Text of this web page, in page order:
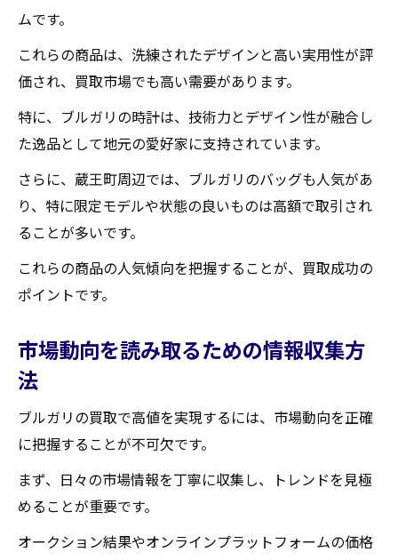
ブルガリ買取における地域の商標慣習
地元のブルガリ買取キャンペーンを利用す
る
ブルガリ買取成功事例から学ぶ賢い手法
買取大吉セラビ白石店
ムです。
これらの商品は、洗練されたデザインと高い実用性が評
価され、買取市場でも高い需要があります。
特に、ブルガリの時計は、技術力とデザイン性が融合し
た逸品として地元の愛好家に支持されています。
さらに、蔵王町周辺では、ブルガリのバッグも人気があ
り、特に限定モデルや状態の良いものは高額で取引され
ることが多いです。
これらの商品の人気傾向を把握することが、買取成功の
ポイントです。
市場動向を読み取るための情報収集方
法
ブルガリの買取で高値を実現するには、市場動向を正確
に把握することが不可欠です。
まず、日々の市場情報を丁寧に収集し、トレンドを見極
めることが重要です。
オークション結果やオンラインプラットフォームの価格